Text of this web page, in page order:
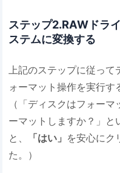
ステップ2.RAWドラ
ステムに変換する
上記のステップに従って
ォーマット操作を実行す
（「ディスクはフォー
ーマットしますか？」と
と、
「はい」 を安心にク
た。）